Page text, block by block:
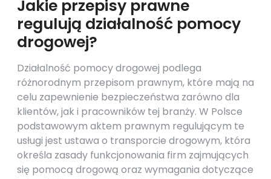
Jakie przepisy prawne
regulują działalność pomocy
drogowej?
Działalność pomocy drogowej podlega
różnorodnym przepisom prawnym, które mają na
celu zapewnienie bezpieczeństwa zarówno dla
klientów, jak i pracowników tej branży. W Polsce
podstawowym aktem prawnym regulującym te
usługi jest ustawa o transporcie drogowym, która
określa zasady funkcjonowania firm zajmujących
się pomocą drogową oraz wymagania dotyczące